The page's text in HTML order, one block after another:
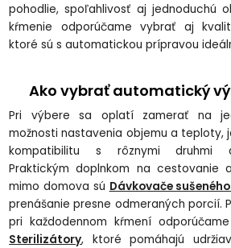
pohodlie, spoľahlivosť aj jednoduchú
kŕmenie odporúčame vybrať aj
ktoré sú s automatickou prípravou
Ako vybrať automatický
Pri výbere sa oplatí zamerať na
možnosti nastavenia objemu a teploty,
kompatibilitu s rôznymi druhmi
Praktickým doplnkom na cestovanie
mimo domova sú Dávkovače
prenášanie presne odmeraných porcií.
pri každodennom kŕmení
Sterilizátory, ktoré pomáhajú